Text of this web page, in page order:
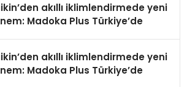
akıllı iklimlendirmede yeni
Madoka Plus Türkiye’de
akıllı iklimlendirmede yeni
Madoka Plus Türkiye’de